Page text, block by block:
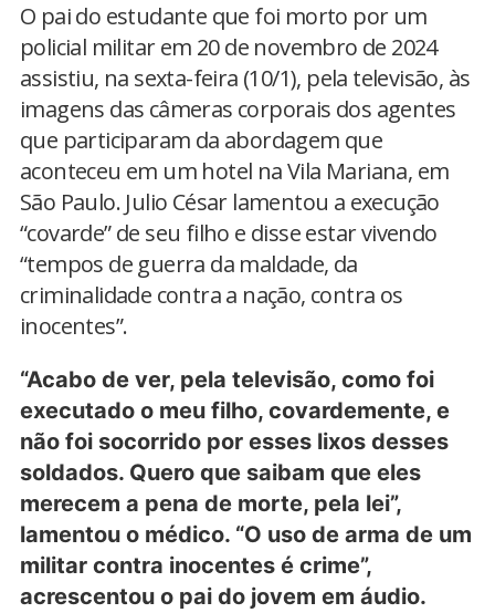
O pai do estudante que foi morto por um
policial militar em 20 de novembro de 2024
assistiu, na sexta-feira (10/1), pela televisão, às
imagens das câmeras corporais dos agentes
que participaram da abordagem que
aconteceu em um hotel na Vila Mariana, em
São Paulo. Julio César lamentou a execução
“covarde” de seu filho e disse estar vivendo
“tempos de guerra da maldade, da
criminalidade contra a nação, contra os
inocentes”.
“Acabo de ver, pela televisão, como foi
executado o meu filho, covardemente, e
não foi socorrido por esses lixos desses
soldados. Quero que saibam que eles
merecem a pena de morte, pela lei”,
lamentou o médico. “O uso de arma de um
militar contra inocentes é crime”,
acrescentou o pai do jovem em áudio.